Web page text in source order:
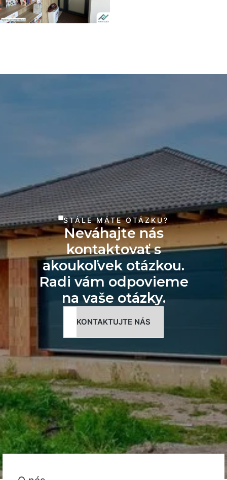
STÁLE MÁTE OTÁZKU?
Neváhajte nás
kontaktovať s
akoukoľvek otázkou.
Radi vám odpovieme
na vaše otázky.
KONTAKTUJTE NÁS